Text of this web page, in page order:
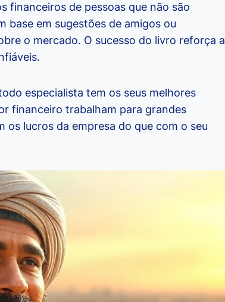
financeiros de pessoas que não são
base em sugestões de amigos ou
o mercado. O sucesso do livro reforça a
especialista tem os seus melhores
financeiro trabalham para grandes
lucros da empresa do que com o seu